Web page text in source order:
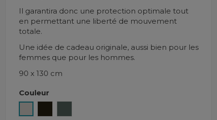
Il garantira donc une protection optimale tout
en permettant une liberté de mouvement
totale.
Une idée de cadeau originale, aussi bien pour les
femmes que pour les hommes.
90 x 130 cm
Couleur